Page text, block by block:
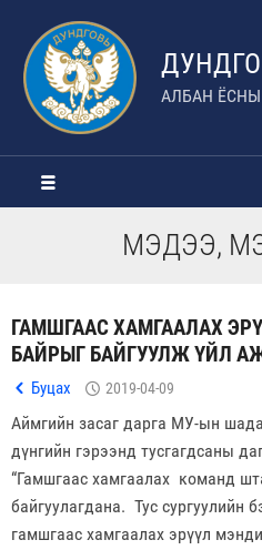
АЛБАН
МЭДЭЭ,
ГАМШГААС ХАМГААЛАХ
БАЙРЫГ БАЙГУУЛЖ ҮЙЛ
Буцах 2019-04-09
Аймгийн засаг дарга МУ-ын
дүнгийн гэрээнд тусгагдсаны
“Гамшгаас хамгаалах команд
байгуулагдана. Тус сургуулийн
гамшгаас хамгаалах эрүүл